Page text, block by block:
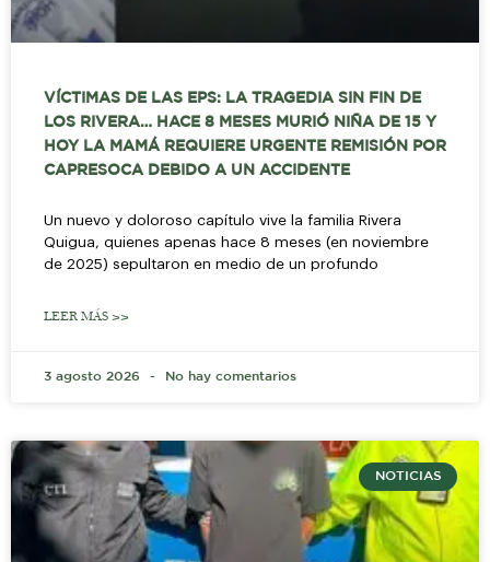
VÍCTIMAS DE LAS EPS: LA TRAGEDIA SIN FIN DE
LOS RIVERA… HACE 8 MESES MURIÓ NIÑA DE 15 Y
HOY LA MAMÁ REQUIERE URGENTE REMISIÓN POR
CAPRESOCA DEBIDO A UN ACCIDENTE
Un nuevo y doloroso capítulo vive la familia Rivera
Quigua, quienes apenas hace 8 meses (en noviembre
de 2025) sepultaron en medio de un profundo
LEER MÁS >>
3 agosto 2026 No hay comentarios
NOTICIAS